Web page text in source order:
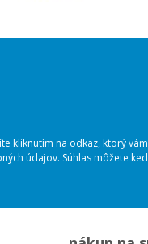
kliknutím na odkaz, ktorý
údajov. Súhlas môžete